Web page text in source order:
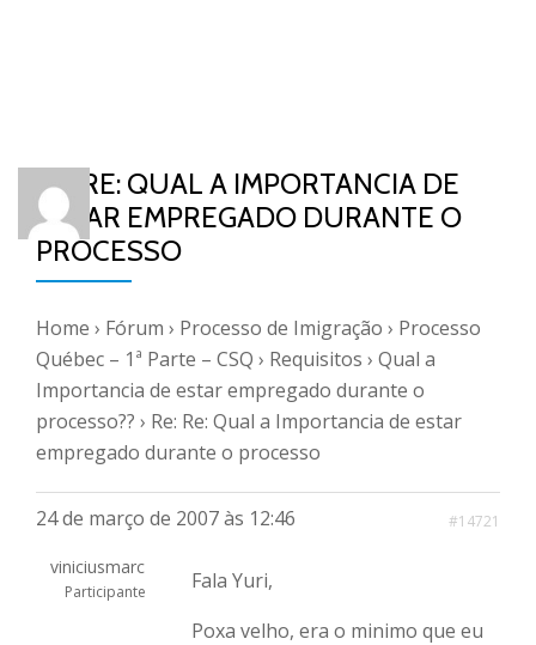
RE: RE: QUAL A IMPORTANCIA DE
ESTAR EMPREGADO DURANTE O
PROCESSO
Home › Fórum › Processo de Imigração › Processo
Québec – 1ª Parte – CSQ › Requisitos › Qual a
Importancia de estar empregado durante o
processo?? › Re: Re: Qual a Importancia de estar
empregado durante o processo
24 de março de 2007 às 12:46 #14721
viniciusmarc
Participante
Fala Yuri,
Poxa velho, era o minimo que eu